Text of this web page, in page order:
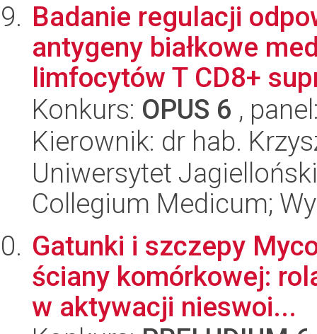
Badanie regulacji
antygeny białkowe
limfocytów T CD8+
Konkurs: OPUS 6 ,
Kierownik: dr hab.
Uniwersytet
Collegium Medicum;
Gatunki i szczepy
ściany komórkowej:
w aktywacji nieswoi...